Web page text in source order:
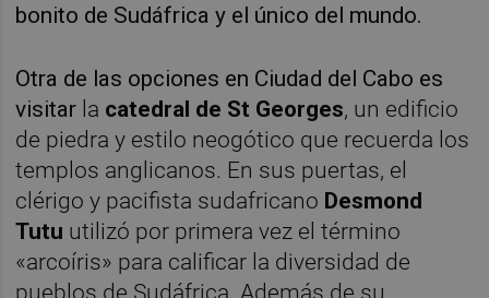
bonito de Sudáfrica y el único del mundo.
Otra de las opciones en Ciudad del Cabo es
visitar la catedral de St Georges, un edificio
de piedra y estilo neogótico que recuerda los
templos anglicanos. En sus puertas, el
clérigo y pacifista sudafricano Desmond
Tutu utilizó por primera vez el término
«arcoíris» para calificar la diversidad de
pueblos de Sudáfrica. Además de su